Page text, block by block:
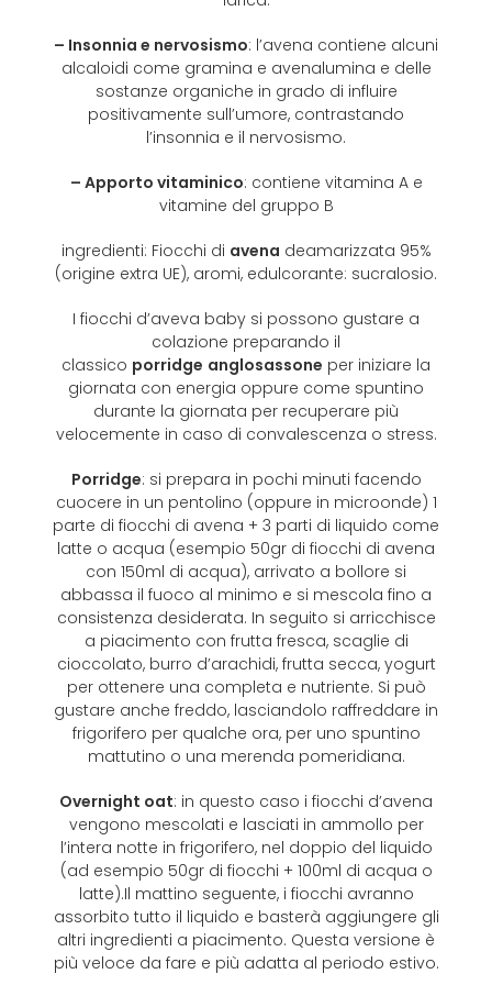
– Insonnia e nervosismo: l’avena contiene alcuni
alcaloidi come gramina e avenalumina e delle
sostanze organiche in grado di influire
positivamente sull’umore, contrastando
l’insonnia e il nervosismo.
– Apporto vitaminico: contiene vitamina A e
vitamine del gruppo B
ingredienti: Fiocchi di avena deamarizzata 95%
(origine extra UE), aromi, edulcorante: sucralosio.
I fiocchi d’aveva baby si possono gustare a
colazione preparando il
classico porridge anglosassone per iniziare la
giornata con energia oppure come spuntino
durante la giornata per recuperare più
velocemente in caso di convalescenza o stress.
Porridge: si prepara in pochi minuti facendo
cuocere in un pentolino (oppure in microonde) 1
parte di fiocchi di avena + 3 parti di liquido come
latte o acqua (esempio 50gr di fiocchi di avena
con 150ml di acqua), arrivato a bollore si
abbassa il fuoco al minimo e si mescola fino a
consistenza desiderata. In seguito si arricchisce
a piacimento con frutta fresca, scaglie di
cioccolato, burro d’arachidi, frutta secca, yogurt
per ottenere una completa e nutriente. Si può
gustare anche freddo, lasciandolo raffreddare in
frigorifero per qualche ora, per uno spuntino
mattutino o una merenda pomeridiana.
Overnight oat: in questo caso i fiocchi d’avena
vengono mescolati e lasciati in ammollo per
l’intera notte in frigorifero, nel doppio del liquido
(ad esempio 50gr di fiocchi + 100ml di acqua o
latte).Il mattino seguente, i fiocchi avranno
assorbito tutto il liquido e basterà aggiungere gli
altri ingredienti a piacimento. Questa versione è
più veloce da fare e più adatta al periodo estivo.